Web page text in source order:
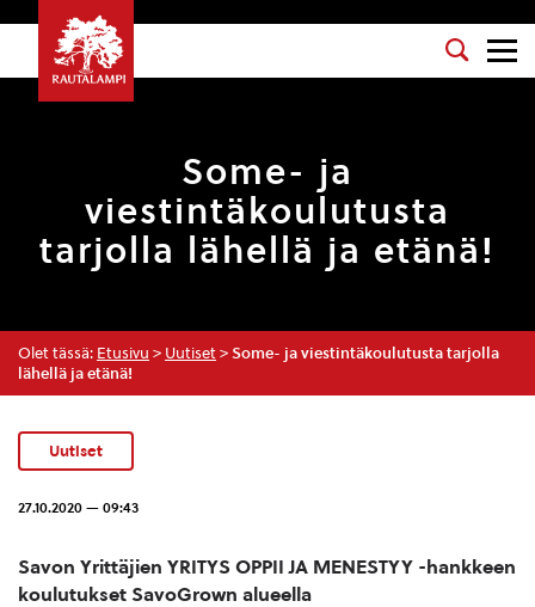
Some- ja
viestintäkoulutusta
tarjolla lähellä ja etänä!
Olet tässä: Etusivu > Uutiset > Some- ja viestintäkoulutusta tarjolla
lähellä ja etänä!
Uutiset
27.10.2020 — 09:43
Savon Yrittäjien YRITYS OPPII JA MENESTYY -hankkeen
koulutukset SavoGrown alueella